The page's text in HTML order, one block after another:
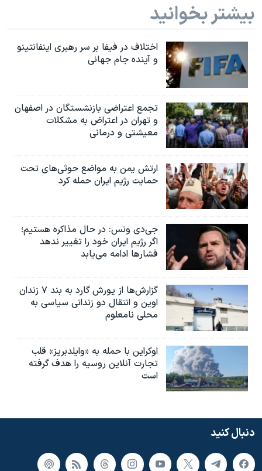
بیشتر بخوانید
اختلاف در فیفا بر سر رهبری اینفانتینو
و آینده جام جهانی
تجمع اعتراضی بازنشستگان در اصفهان
و تهران در اعتراض به مشکلات
معیشتی و درمانی
ارتش یمن به مواضع حوثی‌های تحت
حمایت رژیم ایران حمله کرد
جی‌دی ونس: در حال مذاکره هستیم؛
اگر رژیم ایران خود را تغییر ندهد
فشارها ادامه می‌یابد
گزارش‌ها از یورش گارد به بند ۷ زندان
اوین و انتقال دو زندانی سیاسی به
محلی نامعلوم
اوکراین با حمله به «وایلدبریز» قلب
تجارت آنلاین روسیه را هدف گرفته
است
دنبال کنید